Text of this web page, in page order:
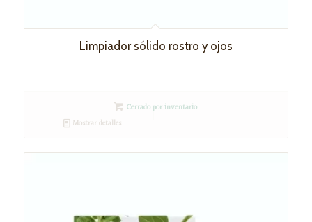
Limpiador sólido rostro y ojos
Cerrado por inventario
Mostrar detalles